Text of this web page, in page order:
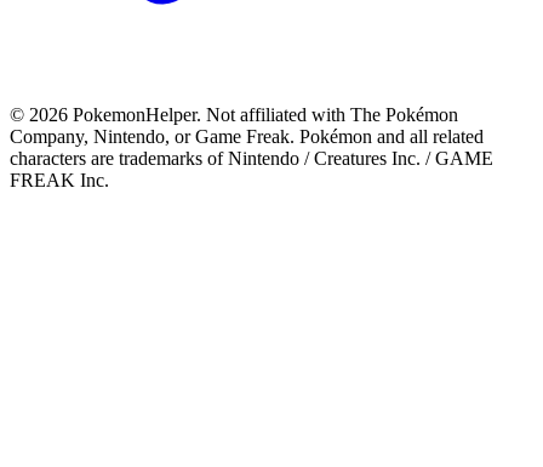
© 2026 PokemonHelper. Not affiliated with The Pokémon
Company, Nintendo, or Game Freak. Pokémon and all related
characters are trademarks of Nintendo / Creatures Inc. / GAME
FREAK Inc.